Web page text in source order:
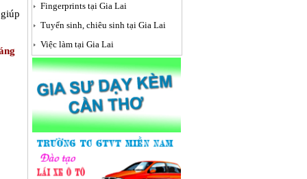
Fingerprints tại Gia Lai
Tuyển sinh, chiêu sinh tại Gia Lai
Việc làm tại Gia Lai